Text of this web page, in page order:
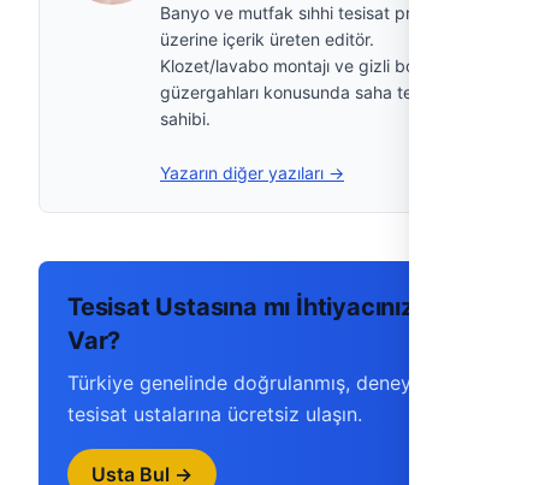
Banyo ve mutfak sıhhi tesisat projeleri
üzerine içerik üreten editör.
Klozet/lavabo montajı ve gizli boru
güzergahları konusunda saha tecrübesi
sahibi.
Yazarın diğer yazıları →
Tesisat Ustasına mı İhtiyacınız
Var?
Türkiye genelinde doğrulanmış, deneyimli
tesisat ustalarına ücretsiz ulaşın.
Usta Bul →